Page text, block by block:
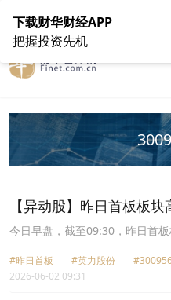
在线客服 关于我们
【异动股】昨日首板板
涨13.22%
今日早盘，截至09:30，昨日首
能铁汉(300197.CN)涨11.92%报
10.07%报6.12元，金房能源
#昨日首板 #英力股份
2026-06-02 09:31
下载财华财经APP
把握投资先机